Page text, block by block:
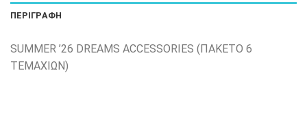
ΠΕΡΙΓΡΑΦΉ
SUMMER ’26 DREAMS ACCESSORIES (ΠΑΚΕΤΟ 6
ΤΕΜΑΧΙΩΝ)